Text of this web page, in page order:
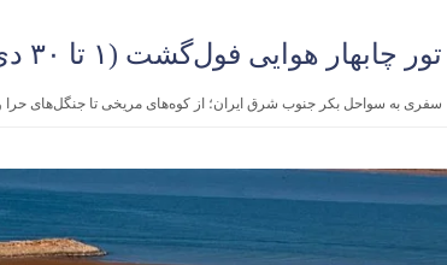
تور چابهار هوایی فول‌گشت (۱ تا ۳۰ دی)
سفری به سواحل بکر جنوب شرق ایران؛ از کوه‌های مریخی تا جنگل‌های